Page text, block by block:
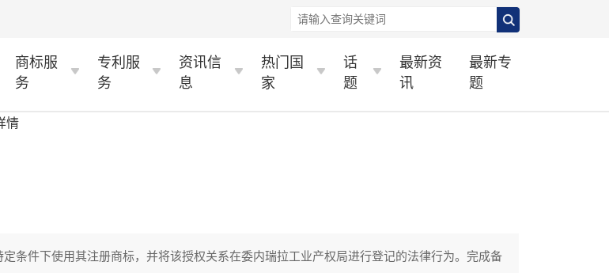
商标服
务
专利服
务
资讯信
息
热门国
家
话
题
最新资
讯
最新专
题
情
条件下使用其注册商标，并将该授权关系在委内瑞拉工业产权局进行登记的法律行为。完成备